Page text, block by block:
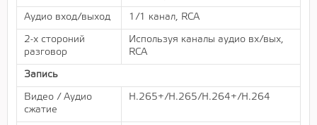
Аудио вход/выход 1/1 канал, RCA
2-х стороний
разговор
Используя каналы аудио вх/выx,
RCA
Запись
Видео / Аудио
сжатие
H.265+/H.265/H.264+/H.264